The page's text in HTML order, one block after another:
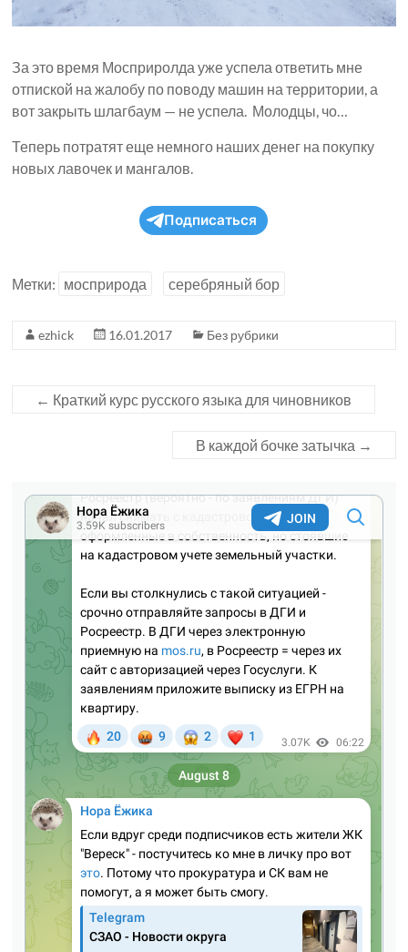
За это время Мосприролда уже успела ответить мне
отпиской на жалобу по поводу машин на территории, а
вот закрыть шлагбаум — не успела. Молодцы, чо…
Теперь потратят еще немного наших денег на покупку
новых лавочек и мангалов.
Подписаться
Метки: мосприрода серебряный бор
ezhick 16.01.2017 Без рубрики
← Краткий курс русского языка для чиновников
В каждой бочке затычка →